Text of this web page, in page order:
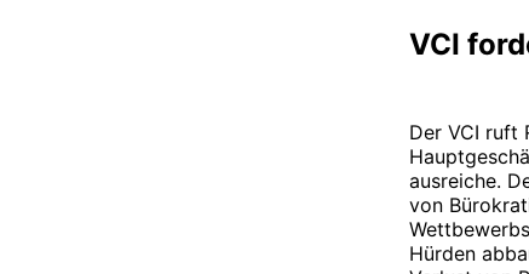
VCI
Der VCI ruft
ausreiche.
von
Hürden